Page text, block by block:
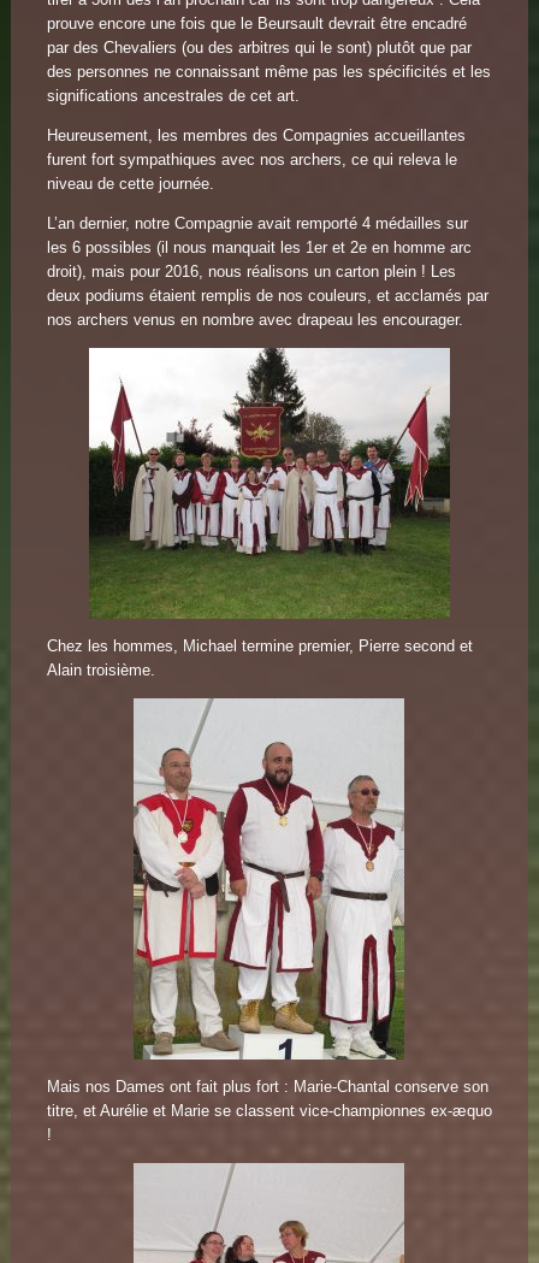
prouve encore une fois que le Beursault devrait être encadré
par des Chevaliers (ou des arbitres qui le sont) plutôt que par
des personnes ne connaissant même pas les spécificités et les
significations ancestrales de cet art.
Heureusement, les membres des Compagnies accueillantes
furent fort sympathiques avec nos archers, ce qui releva le
niveau de cette journée.
L’an dernier, notre Compagnie avait remporté 4 médailles sur
les 6 possibles (il nous manquait les 1er et 2e en homme arc
droit), mais pour 2016, nous réalisons un carton plein ! Les
deux podiums étaient remplis de nos couleurs, et acclamés par
nos archers venus en nombre avec drapeau les encourager.
Chez les hommes, Michael termine premier, Pierre second et
Alain troisième.
Mais nos Dames ont fait plus fort : Marie-Chantal conserve son
titre, et Aurélie et Marie se classent vice-championnes ex-æquo
!